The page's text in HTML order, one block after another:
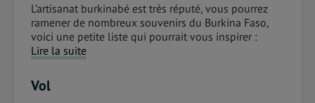
L’artisanat burkinabé est très réputé, vous pourrez
ramener de nombreux souvenirs du Burkina Faso,
voici une petite liste qui pourrait vous inspirer :
Lire la suite
Vol